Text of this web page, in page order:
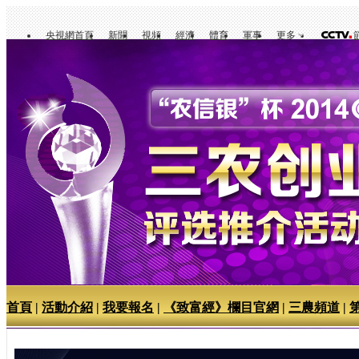
央視網首頁 新聞 視頻 經濟 體育 軍事 更多
首頁 | 活動介紹 | 我要報名 | 《致富經》欄目官網 | 三農頻道 |